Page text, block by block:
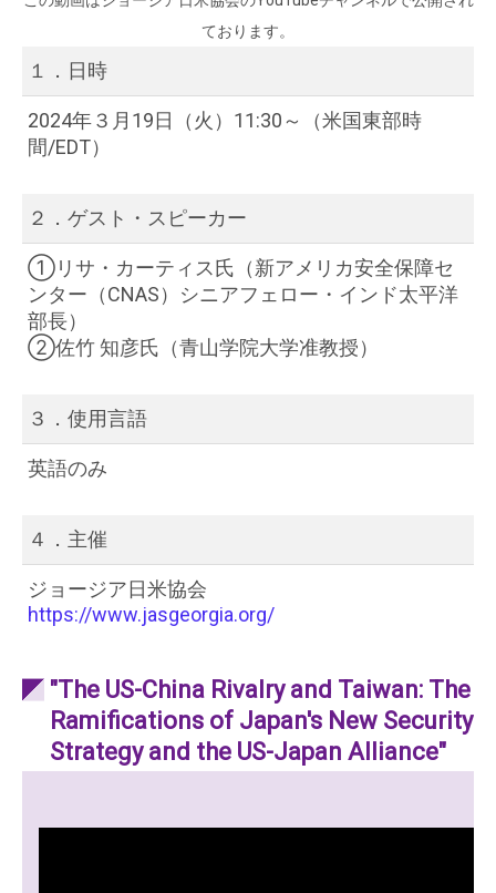
ております。
１．日時
2024年３月19日（火）11:30～（米国東部時
間/EDT）
２．ゲスト・スピーカー
①リサ・カーティス氏 （新アメリカ安全保障セ
ンター（CNAS） シニアフェロー・インド太平洋
部長）
②佐竹 知彦氏 （青山学院大学准教授）
３．使用言語
英語のみ
４．主催
ジョージア日米協会
https://www.jasgeorgia.org/
"The US-China Rivalry and Taiwan: The
Ramifications of Japan's New Security
Strategy and the US-Japan Alliance"